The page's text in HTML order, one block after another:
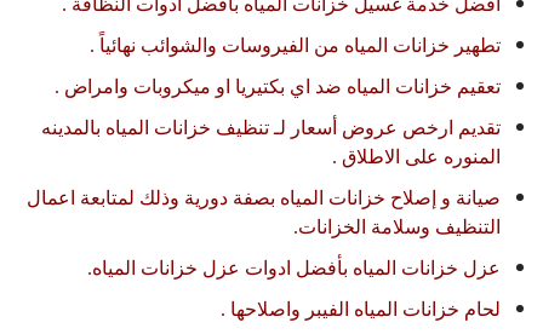
افضل خدمة غسيل خزانات المياه بأفضل ادوات النظافة .
تطهير خزانات المياه من الفيروسات والشوائب نهائياً .
تعقيم خزانات المياه ضد اي بكتيريا او ميكروبات وامراض .
تقديم ارخص عروض أسعار لـ تنظيف خزانات المياه بالمدينه
المنوره على الاطلاق .
صيانة و إصلاح خزانات المياه بصفة دورية وذلك لمتابعة اعمال
التنظيف وسلامة الخزانات.
عزل خزانات المياه بأفضل ادوات عزل خزانات المياه.
لحام خزانات المياه الفيبر واصلاحها .